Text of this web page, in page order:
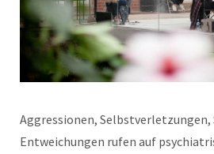
Aggressionen, Selbstverletzungen,
Entweichungen rufen auf